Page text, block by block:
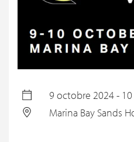
9 octobre 2024 -
Marina Bay Sands